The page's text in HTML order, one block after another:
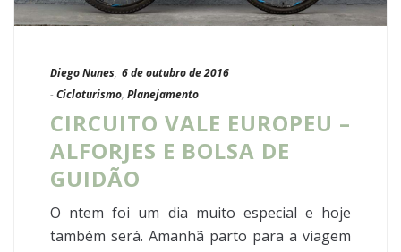
Diego Nunes, 6 de outubro de 2016
- Cicloturismo, Planejamento
CIRCUITO VALE EUROPEU –
ALFORJES E BOLSA DE
GUIDÃO
O ntem foi um dia muito especial e hoje
também será. Amanhã parto para a viagem